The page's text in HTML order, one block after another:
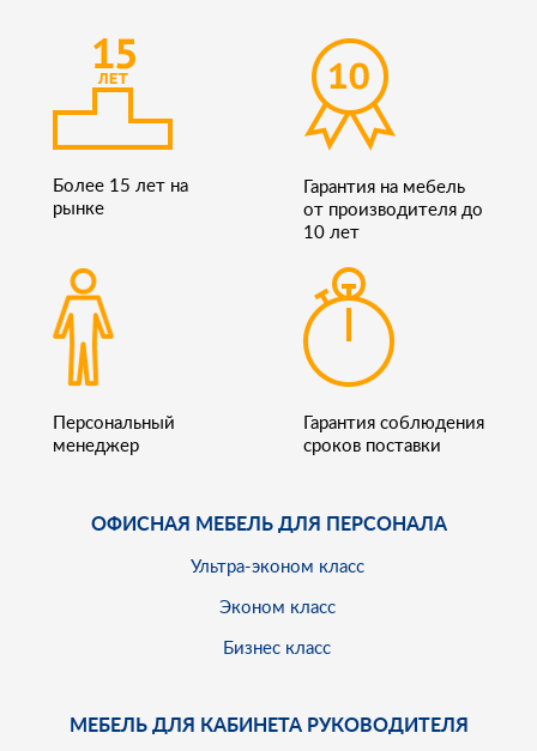
Более 15 лет на
рынке
Гарантия на мебель
от производителя до
10 лет
Персональный
менеджер
Гарантия соблюдения
сроков поставки
ОФИСНАЯ МЕБЕЛЬ ДЛЯ ПЕРСОНАЛА
Ультра-эконом класс
Эконом класс
Бизнес класс
МЕБЕЛЬ ДЛЯ КАБИНЕТА РУКОВОДИТЕЛЯ